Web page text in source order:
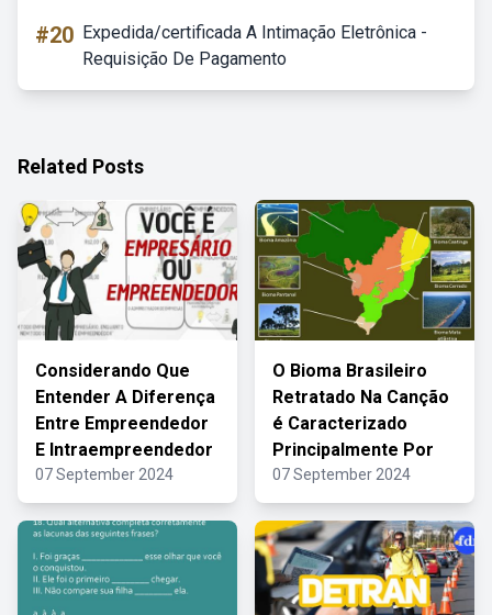
#20 Expedida/certificada A Intimação Eletrônica -
Requisição De Pagamento
Related Posts
Considerando Que
Entender A Diferença
Entre Empreendedor
E Intraempreendedor
07 September 2024
O Bioma Brasileiro
Retratado Na Canção
é Caracterizado
Principalmente Por
07 September 2024